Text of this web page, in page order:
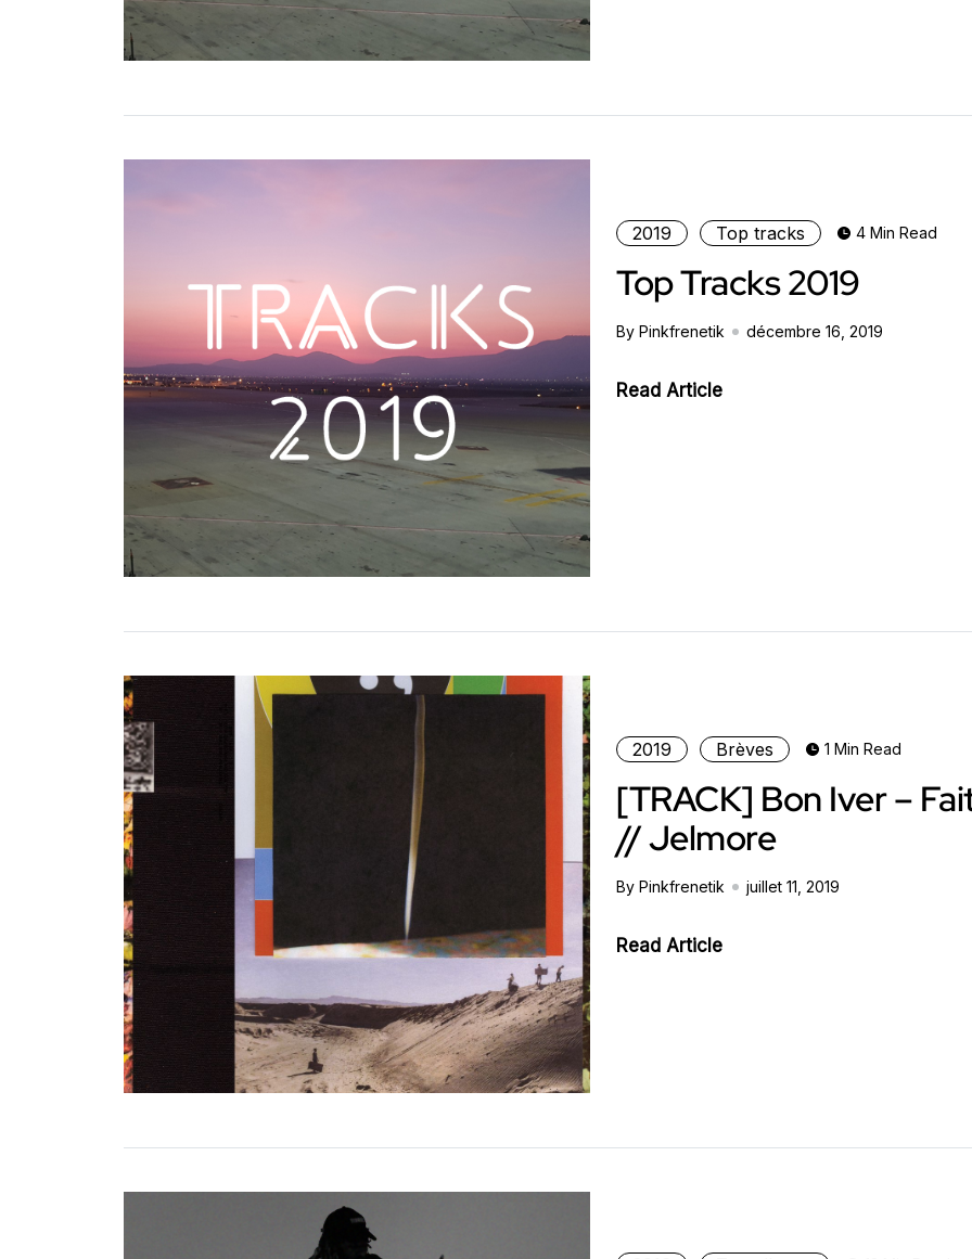
2019 Top tracks 4 Min Read
Top Tracks 2019
By Pinkfrenetik décembre 16, 2019
Read Article
2019 Brèves 1 Min Read
[TRACK] Bon Iver –
// Jelmore
By Pinkfrenetik juillet 11, 2019
Read Article